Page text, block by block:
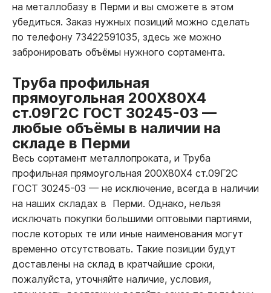
на металлобазу в Перми и вы сможете в этом
убедиться. Заказ нужных позиций можно сделать
по телефону 73422591035, здесь же можно
забронировать объёмы нужного сортамента.
Труба профильная
прямоугольная 200Х80Х4
ст.09Г2С ГОСТ 30245-03 —
любые объёмы в наличии на
складе в Перми
Весь сортамент металлопроката, и Труба
профильная прямоугольная 200Х80Х4 ст.09Г2С
ГОСТ 30245-03 — не исключение, всегда в наличии
на наших складах в Перми. Однако, нельзя
исключать покупки большими оптовыми партиями,
после которых те или иные наименования могут
временно отсутствовать. Такие позиции будут
доставлены на склад в кратчайшие сроки,
пожалуйста, уточняйте наличие, условия,